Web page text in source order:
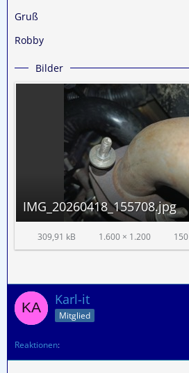
Gruß
Robby
Bilder
IMG_20260418_155708.jpg
309,91 kB 1.600 × 1.200 150
Karl-it
Mitglied
Reaktionen